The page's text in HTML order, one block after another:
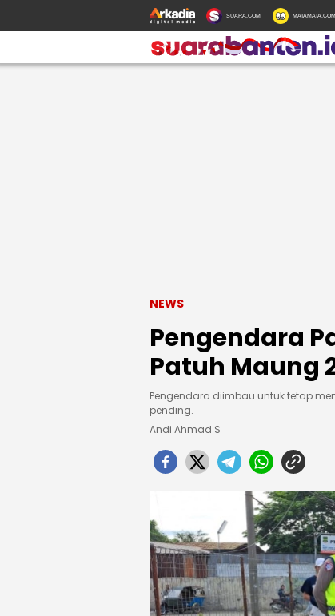
SUARA.COM MATAMATA.COM
NEWS
Pengendara
Patuh Maung
Pengendara diimbau untuk tetap
pending.
Andi Ahmad S